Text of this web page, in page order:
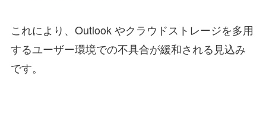
これにより、Outlook やクラウドストレージを多用
するユーザー環境での不具合が緩和される見込み
です。